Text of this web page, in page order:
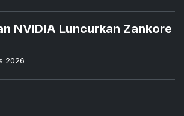
NVIDIA Luncurkan Zankore
2026